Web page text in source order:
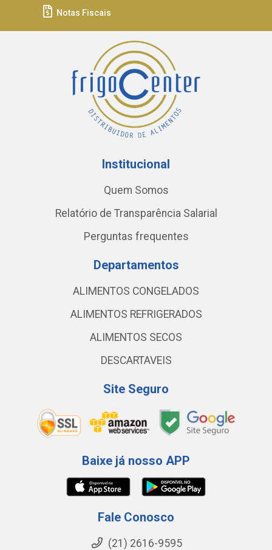
Notas Fiscais
Institucional
Quem Somos
Relatório de Transparência Salarial
Perguntas frequentes
Departamentos
ALIMENTOS CONGELADOS
ALIMENTOS REFRIGERADOS
ALIMENTOS SECOS
DESCARTAVEIS
Site Seguro
Baixe já nosso APP
Fale Conosco
(21) 2616-9595